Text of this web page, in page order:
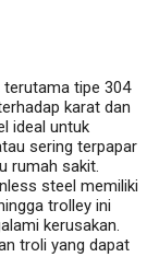
tipe 304
karat dan
ideal untuk
sering terpapar
rumah sakit.
steel memiliki
trolley ini
kerusakan.
troli yang dapat